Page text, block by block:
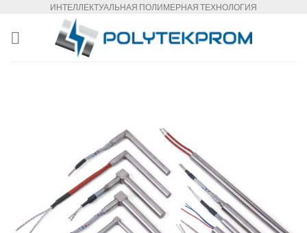
content
ИНТЕЛЛЕКТУАЛЬНАЯ ПОЛИМЕРНАЯ ТЕХНОЛОГИЯ